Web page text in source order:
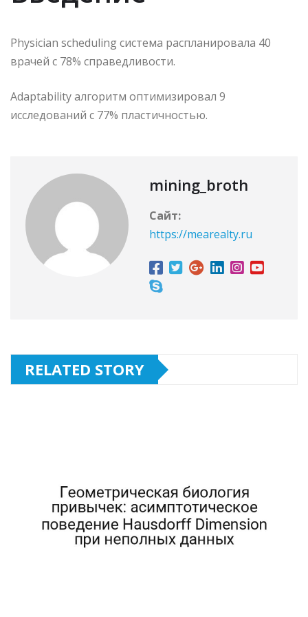
Physician scheduling система распланировала 40
врачей с 78% справедливости.
Adaptability алгоритм оптимизировал 9
исследований с 77% пластичностью.
mining_broth
Сайт:
https://mearealty.ru
RELATED STORY